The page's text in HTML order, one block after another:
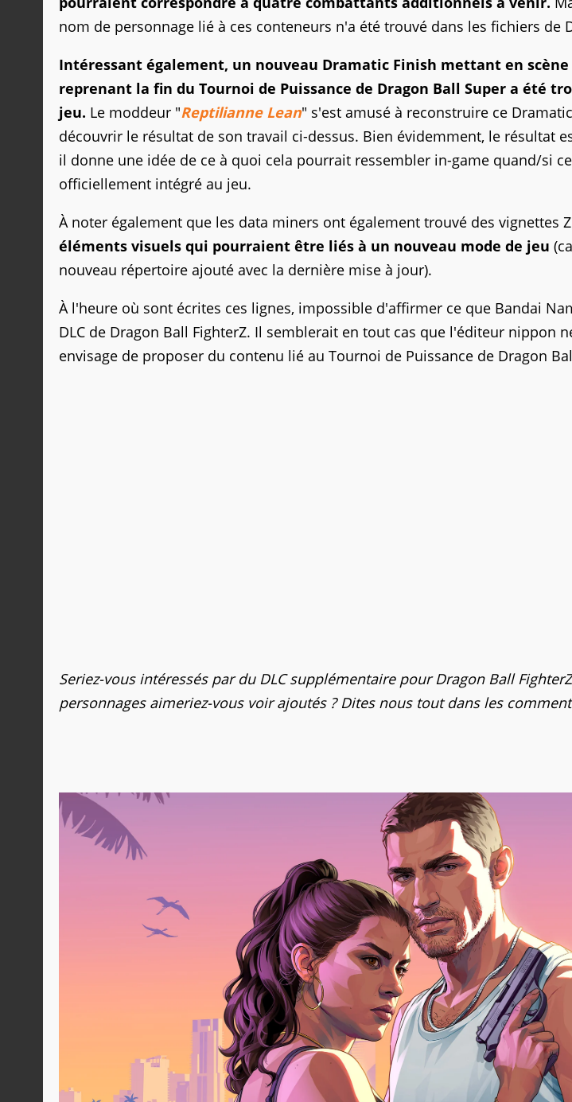
nom de personnage lié à ces conteneurs n'a été trouvé dans les fichiers de
Intéressant également, un nouveau Dramatic Finish mettant en scène
reprenant la fin du Tournoi de Puissance de Dragon Ball Super a été
jeu. Le moddeur "Reptilianne Lean" s'est amusé à reconstruire ce
découvrir le résultat de son travail ci-dessus. Bien évidemment, le résultat
il donne une idée de ce à quoi cela pourrait ressembler in-game quand/si
officiellement intégré au jeu.
À noter également que les data miners ont également trouvé des vignettes
éléments visuels qui pourraient être liés à un nouveau mode de jeu
nouveau répertoire ajouté avec la dernière mise à jour).
À l'heure où sont écrites ces lignes, impossible d'affirmer ce que Bandai
DLC de Dragon Ball FighterZ. Il semblerait en tout cas que l'éditeur nippon
envisage de proposer du contenu lié au Tournoi de Puissance de Dragon
Seriez-vous intéressés par du DLC supplémentaire pour Dragon Ball
personnages aimeriez-vous voir ajoutés ? Dites nous tout dans les